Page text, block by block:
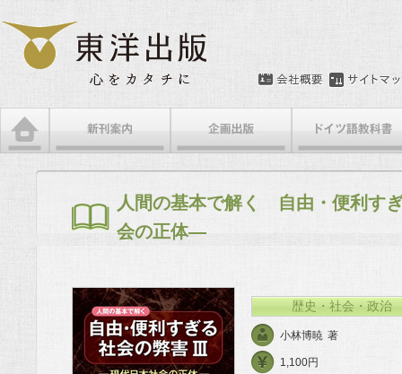
メインメニュー
メインコンテンツへ移動
サブコンテンツへ移動
人間の基本で解く 自由・便利す
会の正体―
歴史・社会・政治
小林博暁 著
1,100円